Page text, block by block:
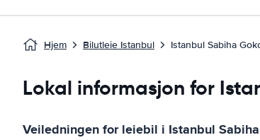
Hjem Bilutleie Istanbul Istanbul Sabiha
Lokal informasjon for
Veiledningen for leiebil i Istanbul